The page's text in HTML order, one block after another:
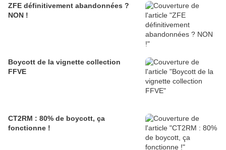
ZFE définitivement abandonnées ?
NON !
Boycott de la vignette collection
FFVE
CT2RM : 80% de boycott, ça
fonctionne !